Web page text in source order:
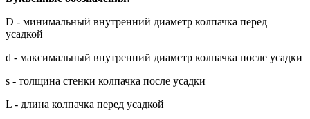
D - минимальный внутренний диаметр колпачка перед
усадкой
d - максимальный внутренний диаметр колпачка после усадки
s - толщина стенки колпачка после усадки
L - длина колпачка перед усадкой